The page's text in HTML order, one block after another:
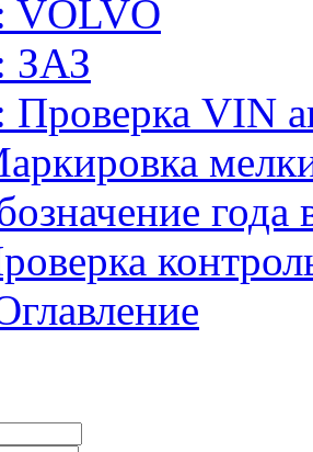
VOLVO
ЗАЗ
VIN
года